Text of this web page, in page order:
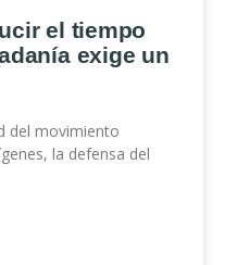
el tiempo
exige un
del movimiento
la defensa del